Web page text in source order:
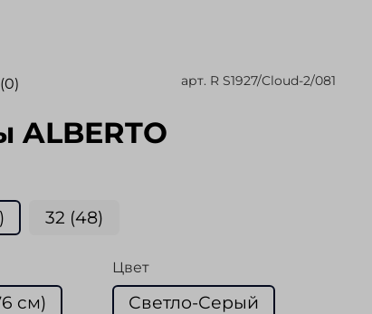
(0) арт. R S1927/Cloud-2/081
ALBERTO
32 (48)
cм)
Цвет
Светло-Серый